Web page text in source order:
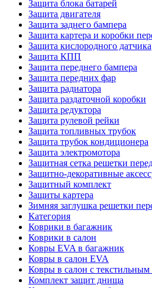
Защита блока батарей
Защита двигателя
Защита заднего бампера
Защита картера и коробки
Защита кислородного датчика
Защита КПП
Защита переднего бампера
Защита передних фар
Защита радиатора
Защита раздаточной коробки
Защита редуктора
Защита рулевой рейки
Защита топливных трубок
Защита трубок кондиционера
Защита электромотора
Защитная сетка решетки
Защитно-декоративные
Защитный комплект
Защиты картера
Зимняя заглушка решетки
Категория
Коврики в багажник
Коврики в салон
Ковры EVA в багажник
Ковры в салон EVA
Ковры в салон с текстильным
Комплект защит днища